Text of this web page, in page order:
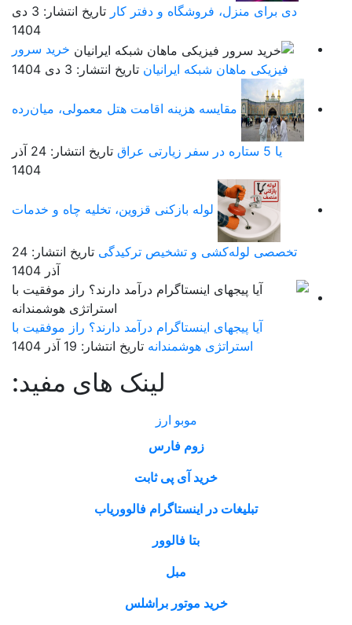
دی برای منزل، فروشگاه و دفتر کار
تاریخ انتشار: 3 دی
1404
خرید سرور
فیزیکی ماهان شبکه ایرانیان تاریخ انتشار: 3 دی 1404
مقایسه هزینه اقامت هتل معمولی، میان‌رده
تاریخ انتشار: 24 آذر
1404
لوله بازکنی قزوین، تخلیه چاه و خدمات
تخصصی لوله‌کشی و تشخیص ترکیدگی
تاریخ انتشار: 24
آیا پیجهای اینستاگرام درآمد دارند؟ راز موفقیت با
استراتژی هوشمندانه تاریخ انتشار: 19 آذر 1404
لینک های مفید:
موبو ارز
زوم فارس
خرید آی پی ثابت
تبلیغات در اینستاگرام فالووریاب
بتا فالوور
خرید موتور براشلس